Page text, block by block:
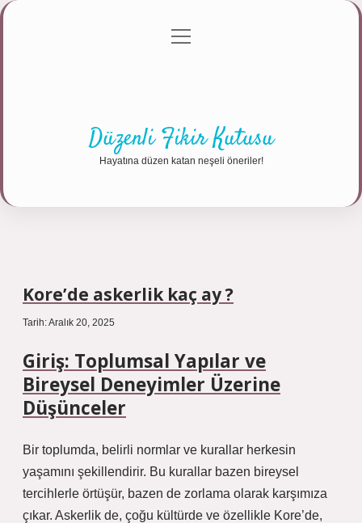
Gizlilik Politikası
menüyü
Düzenli Fikir Kutusu
Hayatına düzen katan neşeli öneriler!
Kore’de askerlik kaç ay ?
Tarih: Aralık 20, 2025
Giriş: Toplumsal Yapılar ve
Bireysel Deneyimler Üzerine
Düşünceler
Bir toplumda, belirli normlar ve kurallar herkesin
yaşamını şekillendirir. Bu kurallar bazen bireysel
tercihlerle örtüşür, bazen de zorlama olarak karşımıza
çıkar. Askerlik de, çoğu kültürde ve özellikle Kore’de,